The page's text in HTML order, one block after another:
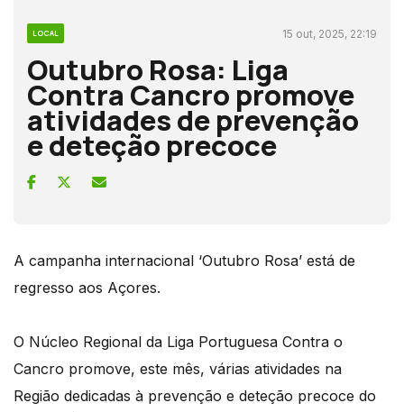
LOCAL 15 out, 2025, 22:19
Outubro Rosa: Liga
Contra Cancro promove
atividades de prevenção
e deteção precoce
A campanha internacional ‘Outubro Rosa’ está de
regresso aos Açores.
O Núcleo Regional da Liga Portuguesa Contra o
Cancro promove, este mês, várias atividades na
Região dedicadas à prevenção e deteção precoce do